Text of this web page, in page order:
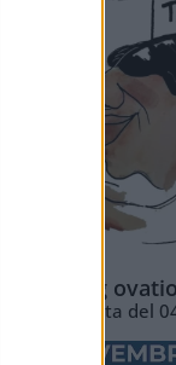
La standing
Vignetta del